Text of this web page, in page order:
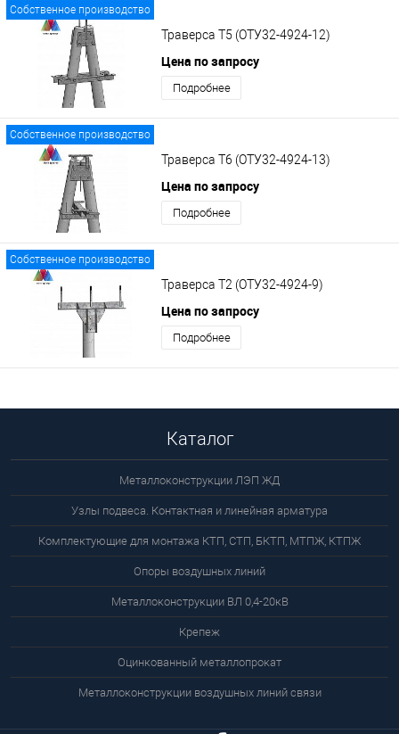
Собственное производство
Траверса Т5 (ОТУ32-4924-12)
Цена по запросу
Подробнее
Собственное производство
Траверса Т6 (ОТУ32-4924-13)
Цена по запросу
Подробнее
Собственное производство
Траверса Т2 (ОТУ32-4924-9)
Цена по запросу
Подробнее
Каталог
Металлоконструкции ЛЭП ЖД
Узлы подвеса. Контактная и линейная арматура
Комплектующие для монтажа КТП, СТП, БКТП, МТПЖ, КТПЖ
Опоры воздушных линий
Металлоконструкции ВЛ 0,4-20кВ
Крепеж
Оцинкованный металлопрокат
Металлоконструкции воздушных линий связи